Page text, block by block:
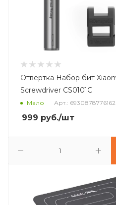
Отвертка Набор бит
Screwdriver CS0101C
Мало Арт.: 6930878776162
999 руб./шт